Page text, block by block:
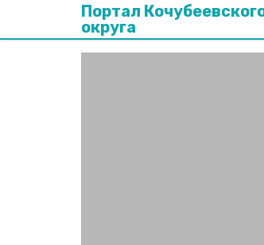
Портал
округа